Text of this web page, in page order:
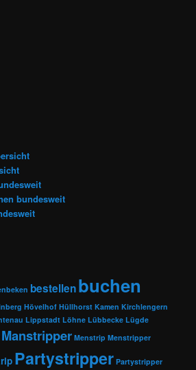
bundesweit
bestellenbuchen
Hövelhof Hüllhorst Kamen Kirchlengern
Lippstadt Löhne Lübbecke Lügde
Manstripper Menstrip Menstripper
Partystripper Partystripper